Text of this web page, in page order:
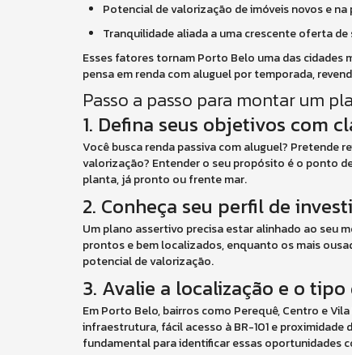
Potencial de valorização de imóveis novos e
Tranquilidade aliada a uma crescente oferta
Esses fatores tornam Porto Belo uma das cidades
pensa em renda com aluguel por temporada,
Passo a passo para montar um
1. Defina seus objetivos com
Você busca renda passiva com aluguel? Pretende
valorização? Entender o seu propósito é o ponto
planta, já pronto ou frente mar.
2. Conheça seu perfil de
Um plano assertivo precisa estar alinhado ao seu
prontos e bem localizados, enquanto os mais
potencial de valorização.
3. Avalie a localização e o
Em Porto Belo, bairros como Perequê, Centro e
infraestrutura, fácil acesso à BR-101 e
fundamental para identificar essas oportunidades